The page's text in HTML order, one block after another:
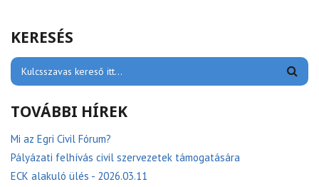
KERESÉS
TOVÁBBI HÍREK
Mi az Egri Civil Fórum?
Pályázati felhívás civil szervezetek támogatására
ECK alakuló ülés - 2026.03.11